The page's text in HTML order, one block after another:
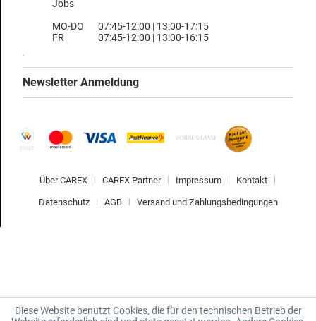
Jobs
MO-DO
FR
07:45-12:00 | 13:00-17:15
07:45-12:00 | 13:00-16:15
Newsletter Anmeldung
Über CAREX CAREX Partner Impressum Kontakt
Datenschutz AGB Versand und Zahlungsbedingungen
Diese Website benutzt Cookies, die für den technischen Betrieb der